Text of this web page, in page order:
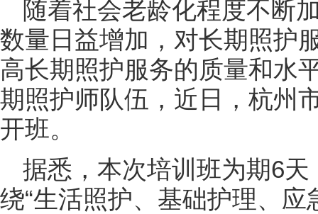
随着社会老龄化程度不断
数量日益增加，对长期照护
高长期照护服务的质量和水
期照护师队伍，近日，杭州
开班。
据悉，本次培训班为期6
绕“生活照护、基础护理、